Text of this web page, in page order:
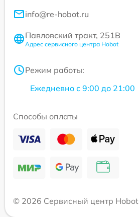
info@re-hobot.ru
Павловский тракт, 251В
Адрес сервисного центра Hobot
Режим работы:
Ежедневно с 9:00 до 21:00
Способы оплаты
© 2026 Сервисный центр Hobot